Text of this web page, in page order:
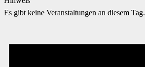
Es gibt keine Veranstaltungen an diesem Tag.